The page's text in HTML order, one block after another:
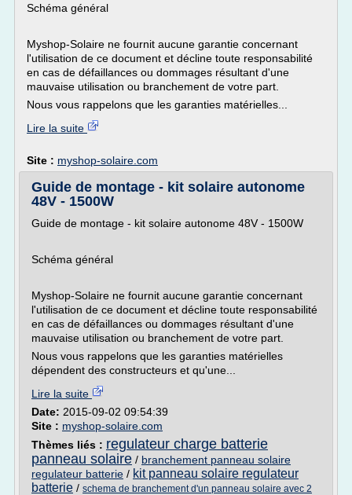
Schéma général
Myshop-Solaire ne fournit aucune garantie concernant
l'utilisation de ce document et décline toute responsabilité
en cas de défaillances ou dommages résultant d'une
mauvaise utilisation ou branchement de votre part.
Nous vous rappelons que les garanties matérielles...
Lire la suite
Site : myshop-solaire.com
Guide de montage - kit solaire autonome
48V - 1500W
Guide de montage - kit solaire autonome 48V - 1500W
Schéma général
Myshop-Solaire ne fournit aucune garantie concernant
l'utilisation de ce document et décline toute responsabilité
en cas de défaillances ou dommages résultant d'une
mauvaise utilisation ou branchement de votre part.
Nous vous rappelons que les garanties matérielles
dépendent des constructeurs et qu'une...
Lire la suite
Date: 2015-09-02 09:54:39
Site : myshop-solaire.com
Thèmes liés : regulateur charge batterie
panneau solaire / branchement panneau solaire
regulateur batterie / kit panneau solaire regulateur
batterie / schema de branchement d'un panneau solaire avec 2